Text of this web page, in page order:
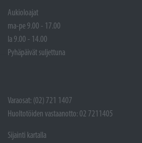
Aukioloajat
ma-pe 9.00 - 17.00
la 9.00 - 14.00
Pyhäpäivät suljettuna
Varaosat: (02) 721 1407
Huoltotöiden vastaanotto: 02 7211405
Sijainti kartalla